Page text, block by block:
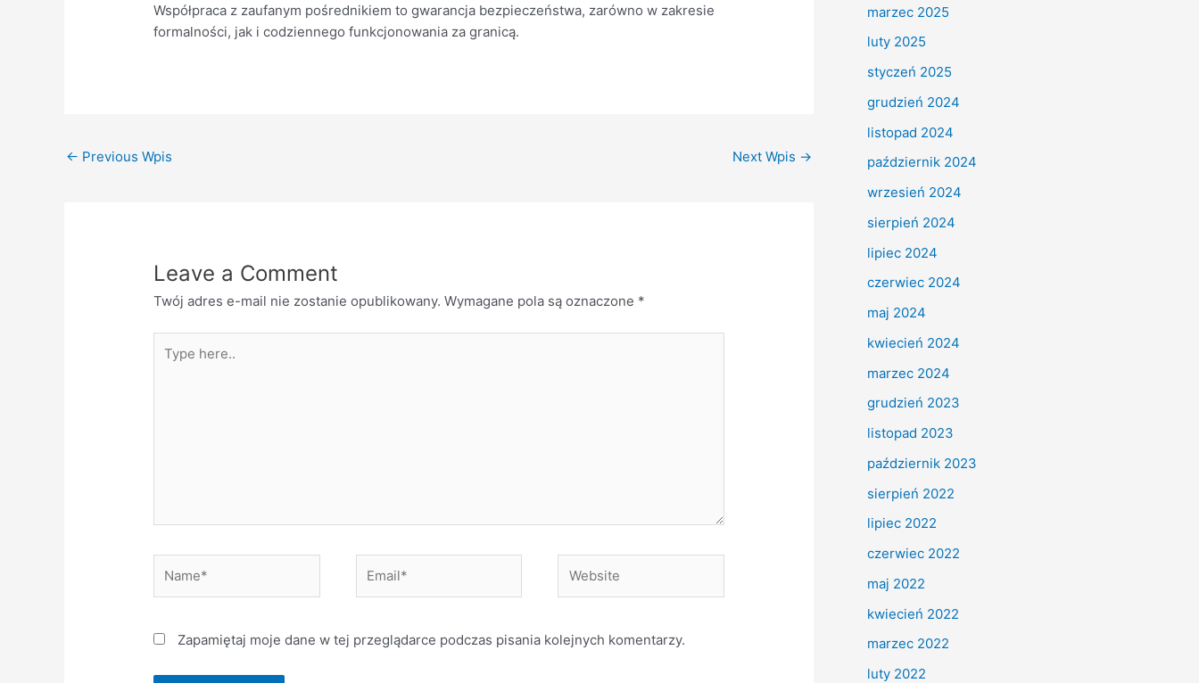
Współpraca z zaufanym pośrednikiem to gwarancja bezpieczeństwa, zarówno w zakresie
formalności, jak i codziennego funkcjonowania za granicą.
← Previous Wpis Next Wpis →
Leave a Comment
Twój adres e-mail nie zostanie opublikowany. Wymagane pola są oznaczone *
here..
Zapamiętaj moje dane w tej przeglądarce podczas pisania kolejnych komentarzy.
marzec 2025
luty 2025
styczeń 2025
grudzień 2024
listopad 2024
październik 2024
wrzesień 2024
sierpień 2024
lipiec 2024
czerwiec 2024
maj 2024
kwiecień 2024
marzec 2024
grudzień 2023
listopad 2023
październik 2023
sierpień 2022
lipiec 2022
czerwiec 2022
maj 2022
kwiecień 2022
marzec 2022
luty 2022